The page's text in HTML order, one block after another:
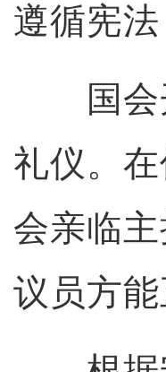
遵循宪
国会开
礼仪。
会亲临
议员方